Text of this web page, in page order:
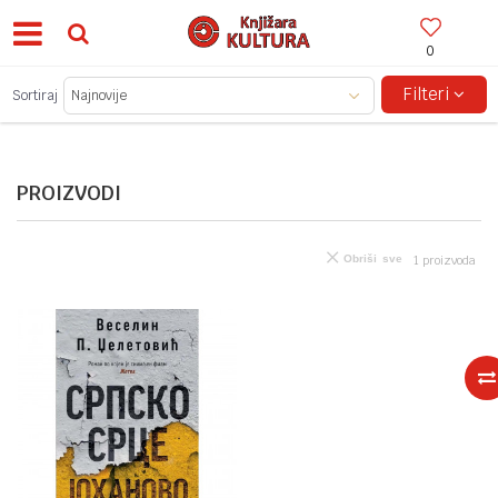
0
BESPLATNA ISPORUKA ZA IZNOSE PREKO 150KM!
PROIZVODI
Sortiraj Filteri
1 proizvoda
Obriši sve